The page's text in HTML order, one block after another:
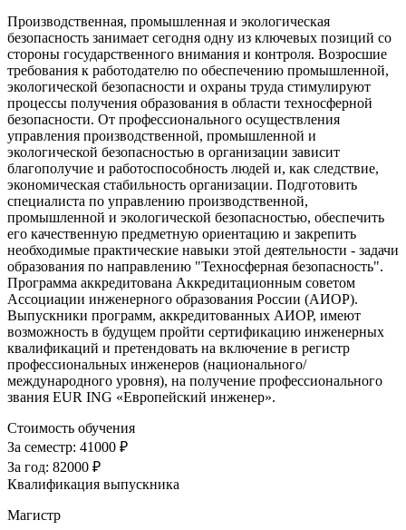
Производственная, промышленная и экологическая
безопасность занимает сегодня одну из ключевых позиций со
стороны государственного внимания и контроля. Возросшие
требования к работодателю по обеспечению промышленной,
экологической безопасности и охраны труда стимулируют
процессы получения образования в области техносферной
безопасности. От профессионального осуществления
управления производственной, промышленной и
экологической безопасностью в организации зависит
благополучие и работоспособность людей и, как следствие,
экономическая стабильность организации. Подготовить
специалиста по управлению производственной,
промышленной и экологической безопасностью, обеспечить
его качественную предметную ориентацию и закрепить
необходимые практические навыки этой деятельности - задачи
образования по направлению "Техносферная безопасность".
Программа аккредитована Аккредитационным советом
Ассоциации инженерного образования России (АИОР).
Выпускники программ, аккредитованных АИОР, имеют
возможность в будущем пройти сертификацию инженерных
квалификаций и претендовать на включение в регистр
профессиональных инженеров (национального/
международного уровня), на получение профессионального
звания EUR ING «Европейский инженер».
Стоимость обучения
За семестр: 41000 ₽
За год: 82000 ₽
Квалификация выпускника
Магистр